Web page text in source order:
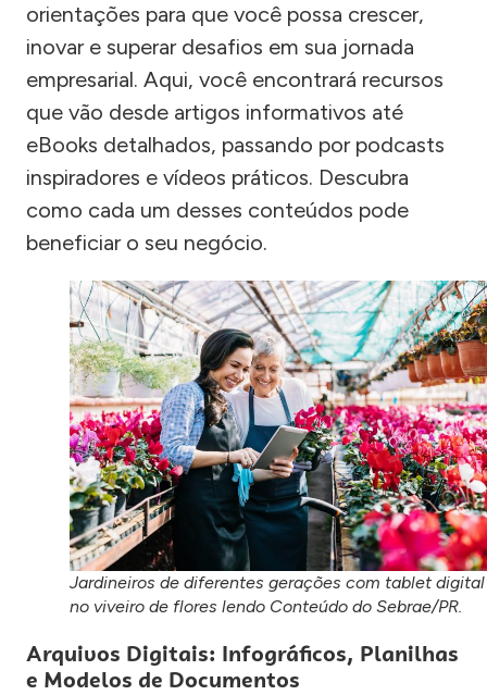
orientações para que você possa crescer,
inovar e superar desafios em sua jornada
empresarial. Aqui, você encontrará recursos
que vão desde artigos informativos até
eBooks detalhados, passando por podcasts
inspiradores e vídeos práticos. Descubra
como cada um desses conteúdos pode
beneficiar o seu negócio.
Jardineiros de diferentes gerações com tablet digital
no viveiro de flores lendo Conteúdo do Sebrae/PR.
Arquivos Digitais: Infográficos, Planilhas
e Modelos de Documentos